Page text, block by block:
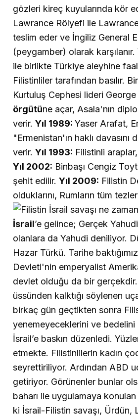
gözleri kireç kuyularında kör
Lawrance Rölyefi ile
teslim eder ve İngiliz General
(peygamber) olarak karşılanır.
ile birlikte Türkiye aleyhine
Filistinliler tarafından basılır.
Kurtuluş Cephesi lideri
örgütüne açar, Asala'nın
verir. Yıl 1989: Yaser Arafat,
"Ermenistan'ın haklı davasını
verir. Yıl 1993: Filistinli
Yıl 2002: Binbaşı Cengiz
şehit edilir. Yıl 2009: Filistin
olduklarını, Rumların tüm
İsrail’e gelince; Gerçek
olanlara da Yahudi deniliyor.
Hazar Türkü. Tarihe
Devleti'nin emperyalist
devlet olduğu da bir gerçekdir.
üssünden kalktığı söylenen
birkaç gün geçtikten sonra
yenemeyeceklerini ve bedelini
İsrail’e baskın düzenledi.
etmekte. Filistinlilerin kadın
seyrettiriliyor. Ardından ABD
getiriyor. Görünenler bunlar
baharı ile uygulamaya konulan
ki İsrail-Filistin savaşı, Ürdün,